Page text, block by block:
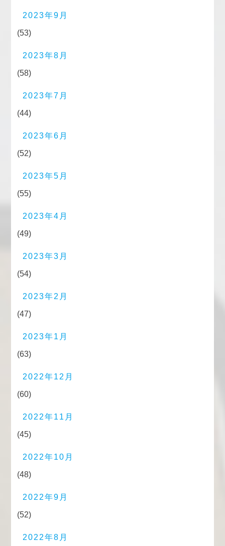
2023年9月
(53)
2023年8月
(58)
2023年7月
(44)
2023年6月
(52)
2023年5月
(55)
2023年4月
(49)
2023年3月
(54)
2023年2月
(47)
2023年1月
(63)
2022年12月
(60)
2022年11月
(45)
2022年10月
(48)
2022年9月
(52)
2022年8月